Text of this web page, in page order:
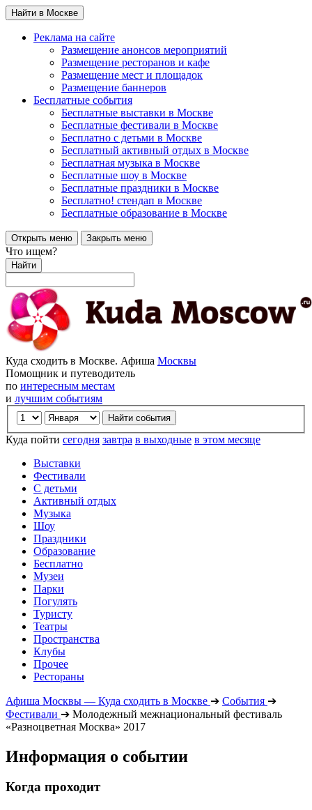
Найти в Москве
Реклама на сайте
Размещение анонсов мероприятий
Размещение ресторанов и кафе
Размещение мест и площадок
Размещение баннеров
Бесплатные события
Бесплатные выставки в Москве
Бесплатные фестивали в Москве
Бесплатно с детьми в Москве
Бесплатный активный отдых в Москве
Бесплатная музыка в Москве
Бесплатные шоу в Москве
Бесплатные праздники в Москве
Бесплатно! стендап в Москве
Бесплатные образование в Москве
Открыть меню Закрыть меню
Что ищем?
Найти
Куда сходить в Москве. Афиша Москвы
Помощник и путеводитель
по интересным местам
и лучшим событиям
Куда пойти сегодня завтра в выходные в этом месяце
Выставки
Фестивали
С детьми
Активный отдых
Музыка
Шоу
Праздники
Образование
Бесплатно
Музеи
Парки
Погулять
Туристу
Театры
Пространства
Клубы
Прочее
Рестораны
Афиша Москвы — Куда сходить в Москве ➔ События ➔
Фестивали ➔ Молодежный межнациональный фестиваль
«Разноцветная Москва» 2017
Информация о событии
Когда проходит